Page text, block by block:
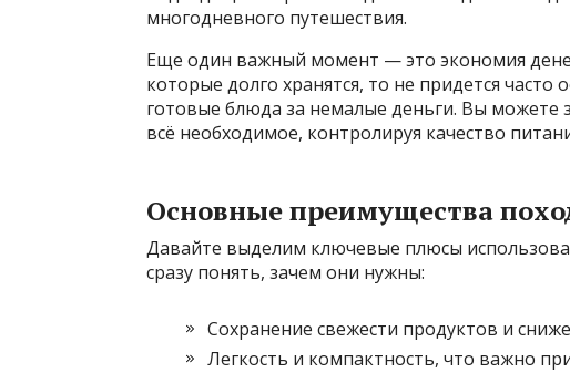
многодневного путешествия.
Еще один важный момент — это экономия
которые долго хранятся, то не придется часто
готовые блюда за немалые деньги. Вы можете
всё необходимое, контролируя качество
Основные преимущества
Давайте выделим ключевые плюсы
сразу понять, зачем они нужны:
Сохранение свежести продуктов и
Легкость и компактность, что важно